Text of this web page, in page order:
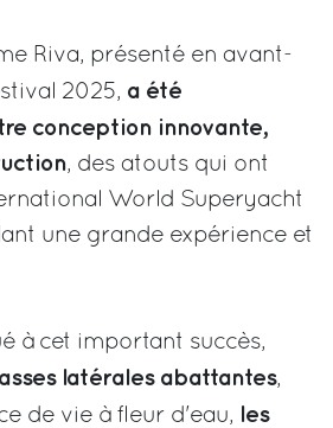
Riva, présenté en avant-
2025, a été
conception innovante,
, des atouts qui ont
World Superyacht
une grande expérience et
à cet important succès,
latérales abattantes,
de vie à fleur d'eau,
les